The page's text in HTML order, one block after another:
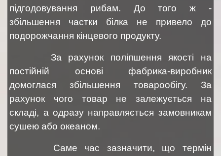
підгодовування рибам. До того ж -
збільшення частки білка не привело до
подорожчання кінцевого продукту.
За рахунок поліпшення якості на
постійній основі фабрика-виробник
домоглася збільшення товарообігу. За
рахунок чого товар не залежується на
складі, а одразу направляється замовникам
сушею або океаном.
Саме час зазначити, що термін